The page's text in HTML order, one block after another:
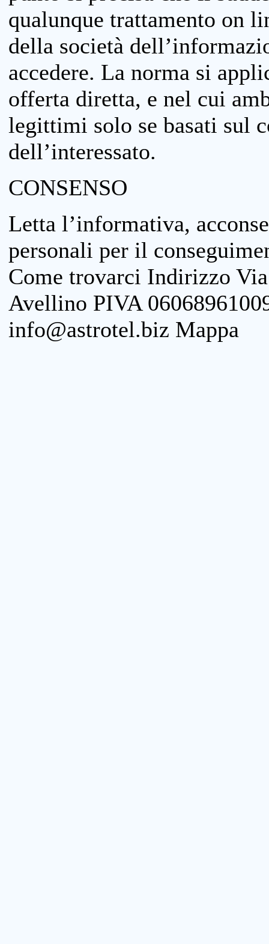
qualunque trattamento on
della società
accedere. La norma si
offerta diretta, e nel cui
legittimi solo se basati sul
dell’interessato.
CONSENSO
Letta l’informativa,
personali per il
Come trovarci Indirizzo
Avellino PIVA
info@astrotel.biz Mappa